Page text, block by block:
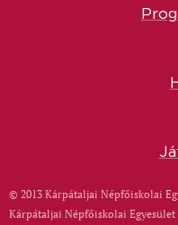
© 2013 Kárpátaljai Népfőiskolai
Kárpátaljai Népfőiskolai Egyesület